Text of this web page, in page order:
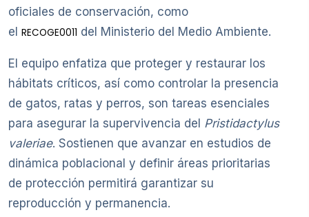
oficiales de conservación, como
el RECOGE0011 del Ministerio del Medio Ambiente.
El equipo enfatiza que proteger y restaurar los
hábitats críticos, así como controlar la presencia
de gatos, ratas y perros, son tareas esenciales
para asegurar la supervivencia del Pristidactylus
valeriae. Sostienen que avanzar en estudios de
dinámica poblacional y definir áreas prioritarias
de protección permitirá garantizar su
reproducción y permanencia.